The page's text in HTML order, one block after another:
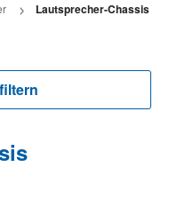
Lautsprecher-Chassis